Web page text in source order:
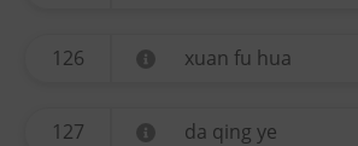
126 xuan fu hua
127 da qing ye